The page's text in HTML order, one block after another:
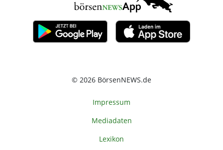
© 2026 BörsenNEWS.de
Impressum
Mediadaten
Lexikon